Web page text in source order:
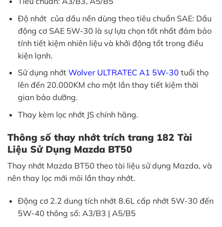
Độ nhớt của dầu nền dùng theo tiêu chuẩn SAE: Dầu
động cơ SAE 5W-30 là sự lựa chọn tốt nhất đảm bảo
tính tiết kiệm nhiên liệu và khởi động tốt trong điều
kiện lạnh.
Sử dụng nhớt Wolver ULTRATEC A1 5W-30 tuổi thọ
lên đến 20.000KM cho một lần thay tiết kiệm thời
gian bảo dưỡng.
Thay kèm lọc nhớt JS chính hãng.
Thông số thay nhớt trích trang 182 Tài
Liệu Sử Dụng Mazda BT50
Thay nhớt Mazda BT50 theo tài liệu sử dụng Mazda, và
nên thay lọc mới mỏi lần thay nhớt.
Động cơ 2.2 dung tích nhớt 8.6L cấp nhớt 5W-30 đến
5W-40 thông số: A3/B3 | A5/B5